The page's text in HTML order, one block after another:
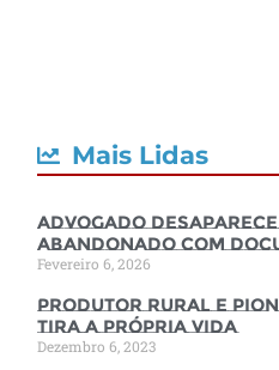
Mais Lidas
Advogado
abandonado com
Fevereiro 6, 2026
Produtor rural e
tira a própria vida
Dezembro 6, 2023